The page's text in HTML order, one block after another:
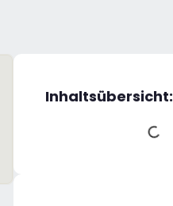
Inhaltsübersicht: